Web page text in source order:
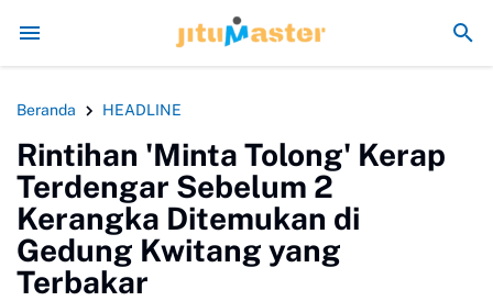
Era Jokowi seperti Sengaja Rusak Alam Sumatra
Beranda HEADLINE
Rintihan 'Minta Tolong' Kerap
Terdengar Sebelum 2
Kerangka Ditemukan di
Gedung Kwitang yang
Terbakar